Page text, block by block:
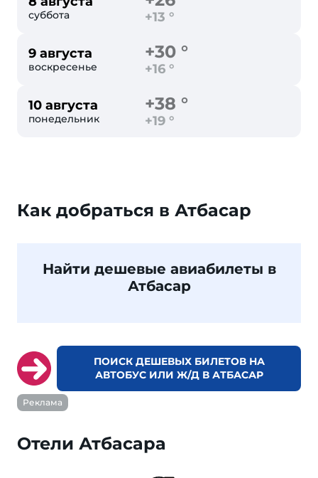
суббота +13 °
9 августа
воскресенье
+30 °
+16 °
10 августа
понедельник
+38 °
+19 °
Как добраться в Атбасар
Найти дешевые авиабилеты в
Атбасар
ПОИСК ДЕШЕВЫХ БИЛЕТОВ НА
АВТОБУС ИЛИ Ж/Д В АТБАСАР
Реклама
Отели Атбасара